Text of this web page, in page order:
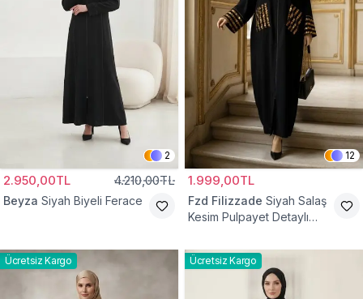
2
2.950,00TL 4.210,00TL
Beyza Siyah Biyeli Ferace
12
1.999,00TL
Fzd Filizzade Siyah Salaş
Kesim Pulpayet Detaylı
Ücretsiz Kargo Ücretsiz Kargo